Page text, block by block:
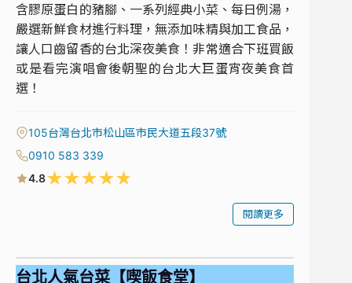
含膠原蛋白的豬腳、一系列經典小菜、每日例湯，
嚴選新鮮食材進行料理，無添加味精與加工食品，
讓人口齒留香的台北深夜美食！非常適合下班買飯
或是看完演唱會後朝聖的台北大巨蛋宵夜美食首
選！
105台灣台北市松山區市民大道五段37號
0910 583 339
4.8★★★★★
閱讀更多
台北人氣台菜【喫飯食堂】